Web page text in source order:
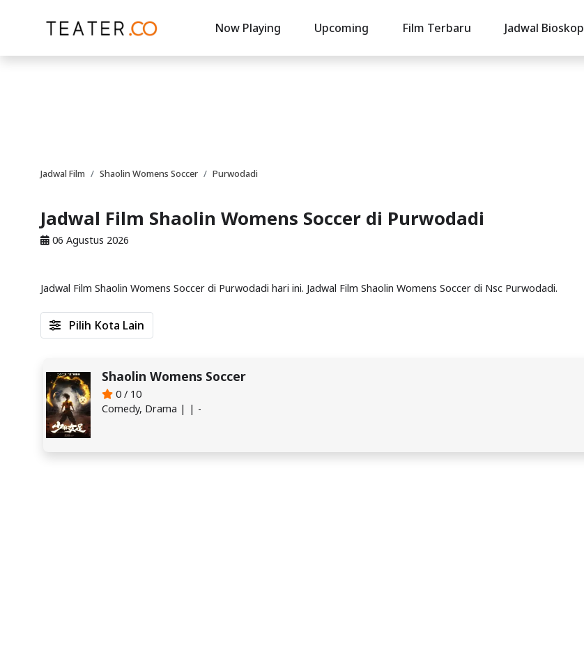
Now Playing Upcoming Film Terbaru Jadwal Bioskop
Jadwal Film Shaolin Womens Soccer Purwodadi
Jadwal Film Shaolin Womens Soccer di Purwodadi
06 Agustus 2026
Jadwal Film Shaolin Womens Soccer di Purwodadi hari ini. Jadwal Film Shaolin Womens Soccer di Nsc Purwodadi.
Shaolin Womens Soccer
0 / 10
Comedy, Drama | | -
Pilih Kota Lain